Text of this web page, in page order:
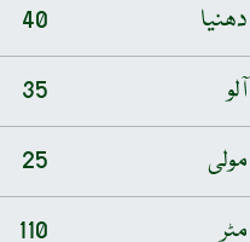
دھنیا
40
آلو
35
مولی
25
مٹر
110